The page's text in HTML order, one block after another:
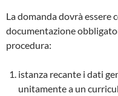
La domanda dovrà essere
documentazione
procedura:
istanza recante i dati
unitamente a un